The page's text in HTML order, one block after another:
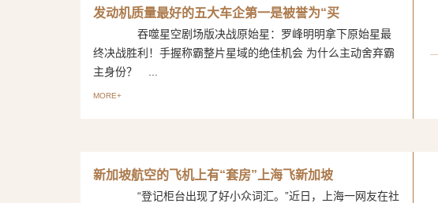
发动机质量最好的五大车企第一是被誉为“买
吞噬星空剧场版决战原始星：罗峰明明拿下原始星最
终决战胜利！手握称霸整片星域的绝佳机会 为什么主动舍弃霸
主身份？ ...
MORE+
新加坡航空的飞机上有“套房”上海飞新加坡
“登记柜台出现了好小众词汇。”近日，上海一网友在社